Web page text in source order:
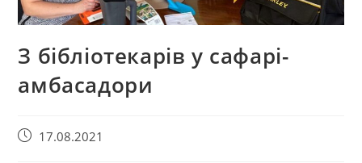
З бібліотекарів у сафарі-
амбасадори
17.08.2021